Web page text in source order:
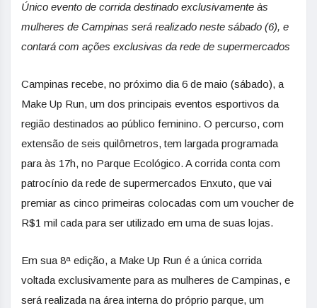
Único evento de corrida destinado exclusivamente às
mulheres de Campinas será realizado neste sábado (6), e
contará com ações exclusivas da rede de supermercados
Campinas recebe, no próximo dia 6 de maio (sábado), a
Make Up Run, um dos principais eventos esportivos da
região destinados ao público feminino. O percurso, com
extensão de seis quilômetros, tem largada programada
para às 17h, no Parque Ecológico. A corrida conta com
patrocínio da rede de supermercados Enxuto, que vai
premiar as cinco primeiras colocadas com um voucher de
R$1 mil cada para ser utilizado em uma de suas lojas.
Em sua 8ª edição, a Make Up Run é a única corrida
voltada exclusivamente para as mulheres de Campinas, e
será realizada na área interna do próprio parque, um